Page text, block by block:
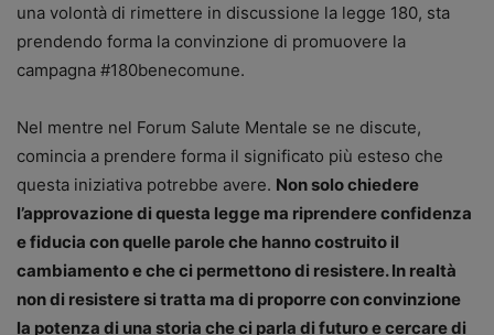
una volontà di rimettere in discussione la legge 180, sta
prendendo forma la convinzione di promuovere la
campagna #180benecomune.
Nel mentre nel Forum Salute Mentale se ne discute,
comincia a prendere forma il significato più esteso che
questa iniziativa potrebbe avere. Non solo chiedere
l’approvazione di questa legge ma riprendere confidenza
e fiducia con quelle parole che hanno costruito il
cambiamento e che ci permettono di resistere. In realtà
non di resistere si tratta ma di proporre con convinzione
la potenza di una storia che ci parla di futuro e cercare di